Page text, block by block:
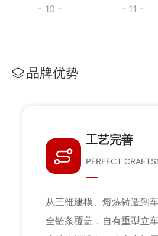
- 11 -
- 10 -
品牌优势
品质可靠
采用数字模拟浇注